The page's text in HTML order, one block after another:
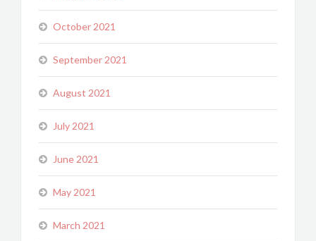
October 2021
September 2021
August 2021
July 2021
June 2021
May 2021
March 2021